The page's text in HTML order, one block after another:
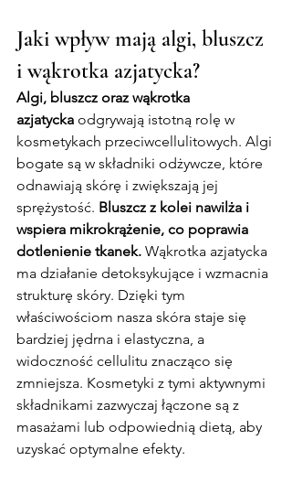
Jaki wpływ mają algi, bluszcz
i wąkrotka azjatycka?
Algi, bluszcz oraz wąkrotka
azjatycka odgrywają istotną rolę w
kosmetykach przeciwcellulitowych. Algi
bogate są w składniki odżywcze, które
odnawiają skórę i zwiększają jej
sprężystość. Bluszcz z kolei nawilża i
wspiera mikrokrążenie, co poprawia
dotlenienie tkanek. Wąkrotka azjatycka
ma działanie detoksykujące i wzmacnia
strukturę skóry. Dzięki tym
właściwościom nasza skóra staje się
bardziej jędrna i elastyczna, a
widoczność cellulitu znacząco się
zmniejsza. Kosmetyki z tymi aktywnymi
składnikami zazwyczaj łączone są z
masażami lub odpowiednią dietą, aby
uzyskać optymalne efekty.